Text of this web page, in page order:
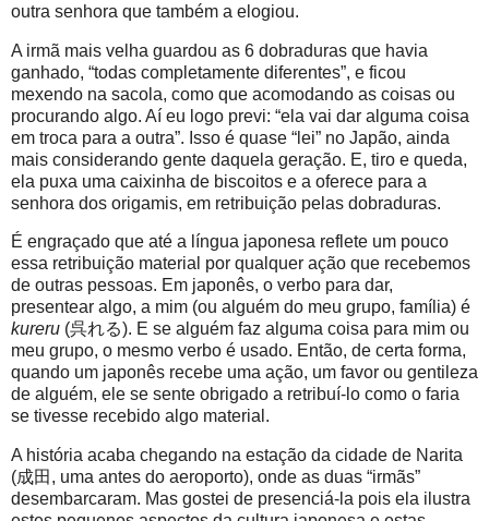
outra senhora que também a elogiou.
A irmã mais velha guardou as 6 dobraduras que havia
ganhado, “todas completamente diferentes”, e ficou
mexendo na sacola, como que acomodando as coisas ou
procurando algo. Aí eu logo previ: “ela vai dar alguma coisa
em troca para a outra”. Isso é quase “lei” no Japão, ainda
mais considerando gente daquela geração. E, tiro e queda,
ela puxa uma caixinha de biscoitos e a oferece para a
senhora dos origamis, em retribuição pelas dobraduras.
É engraçado que até a língua japonesa reflete um pouco
essa retribuição material por qualquer ação que recebemos
de outras pessoas. Em japonês, o verbo para dar,
presentear algo, a mim (ou alguém do meu grupo, família) é
kureru (呉れる). E se alguém faz alguma coisa para mim ou
meu grupo, o mesmo verbo é usado. Então, de certa forma,
quando um japonês recebe uma ação, um favor ou gentileza
de alguém, ele se sente obrigado a retribuí-lo como o faria
se tivesse recebido algo material.
A história acaba chegando na estação da cidade de Narita
(成田, uma antes do aeroporto), onde as duas “irmãs”
desembarcaram. Mas gostei de presenciá-la pois ela ilustra